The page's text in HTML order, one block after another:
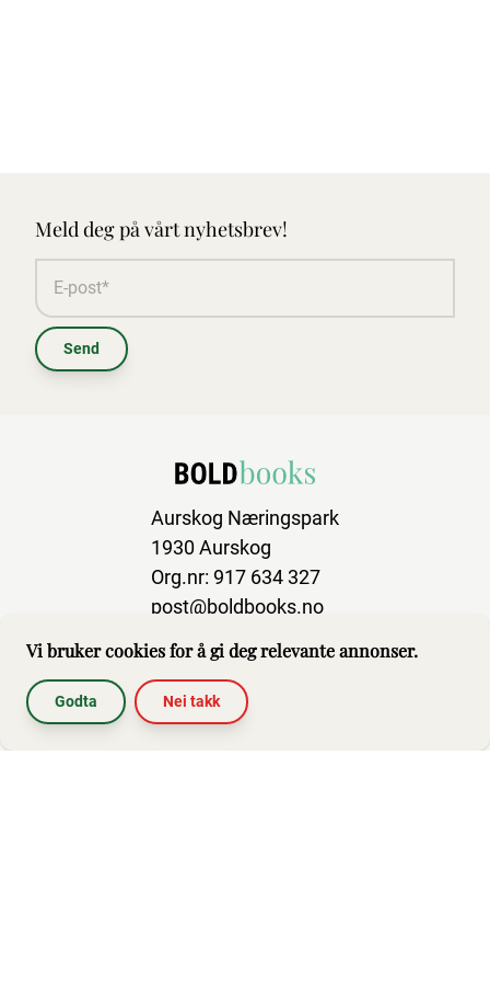
Meld deg på vårt nyhetsbrev!
Send
Vi bruker cookies for å gi deg relevante annonser.
Godta Nei takk
Aurskog Næringspark
1930 Aurskog
Org.nr: 917 634 327
post@boldbooks.no